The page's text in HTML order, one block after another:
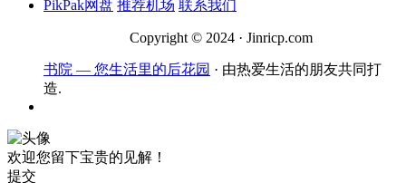
PikPak网盘 推荐机场 联系我们
Copyright © 2024 · Jinricp.com
书院 — 您生活里的后花园 · 由热爱生活的朋友共同打
造.
欢迎您留下宝贵的见解！
提交